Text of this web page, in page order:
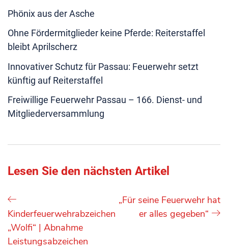
Phönix aus der Asche
Ohne Fördermitglieder keine Pferde: Reiterstaffel
bleibt Aprilscherz
Innovativer Schutz für Passau: Feuerwehr setzt
künftig auf Reiterstaffel
Freiwillige Feuerwehr Passau – 166. Dienst- und
Mitgliederversammlung
Lesen Sie den nächsten Artikel
Kinderfeuerwehrabzeichen
„Wolfi“ | Abnahme
Leistungsabzeichen
„Für seine Feuerwehr hat
er alles gegeben“